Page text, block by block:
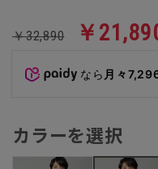
￥32,890 ￥
なら 月々
カラーを選択